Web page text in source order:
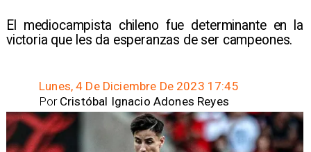
El mediocampista chileno fue determinante en la
victoria que les da esperanzas de ser campeones.
Lunes, 4 De Diciembre De 2023 17:45
Cristóbal Ignacio Adones Reyes
Por